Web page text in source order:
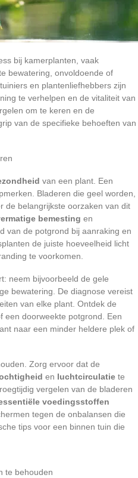
bij kamerplanten, vaak
bewatering, onvoldoende of
en plantenliefhebbers zijn
te verhelpen en de vitaliteit van
om te keren en de
van de specifieke behoeften van
van een plant. Een
Bladeren die geel worden,
de belangrijkste oorzaken van dit
bemesting en
van de potgrond bij aanraking en
de juiste hoeveelheid licht
te voorkomen.
neem bijvoorbeeld de gele
bewatering. De diagnose vereist
van elke plant. Ontdek de
een doorweekte potgrond. Een
naar een minder heldere plek of
Zorg ervoor dat de
en luchtcirculatie te
vergelen van de bladeren
voedingsstoffen
tegen de onbalansen die
tips voor een binnen tuin die
te behouden